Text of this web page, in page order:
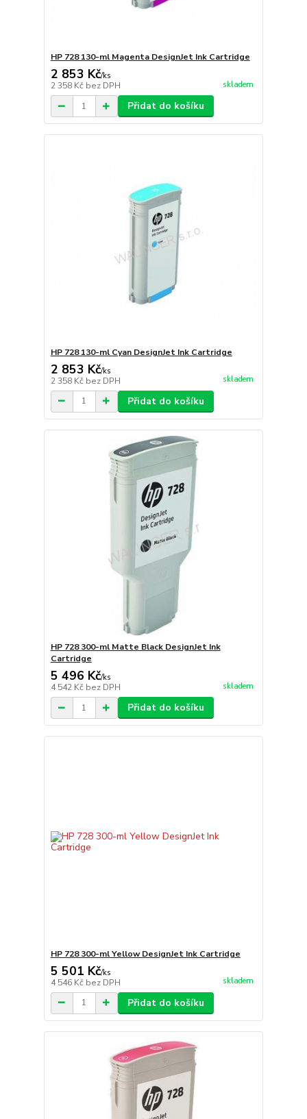
HP 728 130-ml Magenta DesignJet Ink Cartridge
2 853 Kč/ks
2 358 Kč bez DPH skladem
Přidat do košíku
HP 728 130-ml Cyan DesignJet Ink Cartridge
2 853 Kč/ks
2 358 Kč bez DPH skladem
Přidat do košíku
HP 728 300-ml Matte Black DesignJet Ink
Cartridge
5 496 Kč/ks
4 542 Kč bez DPH skladem
Přidat do košíku
HP 728 300-ml Yellow DesignJet Ink Cartridge
5 501 Kč/ks
4 546 Kč bez DPH skladem
Přidat do košíku